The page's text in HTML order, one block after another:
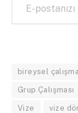
bireysel çalışma
Grup Çalışması
Vize vize